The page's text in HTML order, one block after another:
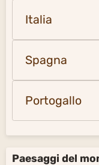
Italia
Spagna
Portogallo
Paesaggi del